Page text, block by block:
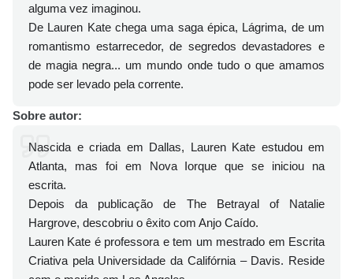
alguma vez imaginou.
De Lauren Kate chega uma saga épica, Lágrima, de um
romantismo estarrecedor, de segredos devastadores e
de magia negra... um mundo onde tudo o que amamos
pode ser levado pela corrente.
Sobre autor:
Nascida e criada em Dallas, Lauren Kate estudou em
Atlanta, mas foi em Nova Iorque que se iniciou na
escrita.
Depois da publicação de The Betrayal of Natalie
Hargrove, descobriu o êxito com Anjo Caído.
Lauren Kate é professora e tem um mestrado em Escrita
Criativa pela Universidade da Califórnia – Davis. Reside